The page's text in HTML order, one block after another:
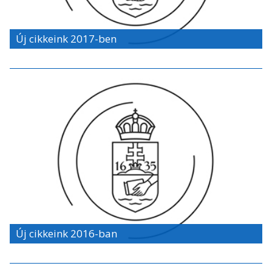
Új cikkeink 2017-ben
Új cikkeink 2016-ban